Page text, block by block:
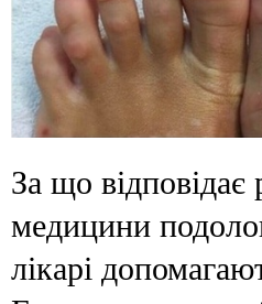
За що відповідає
медицини
лікарі